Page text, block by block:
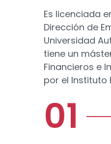
Es licenciada
Dirección de
Universidad
tiene un
Financieros e
por el Instituto